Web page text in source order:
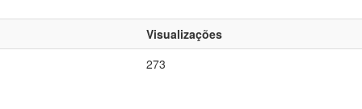
Visualizações
273